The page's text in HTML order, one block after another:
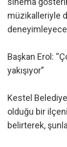
müzikalleriyle
Başkan Erol:
yakışıyor”
Kestel
olduğu bir
belirterek,